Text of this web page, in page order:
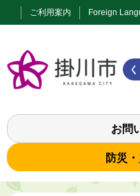
ご利用案内 Foreign
お問
防災